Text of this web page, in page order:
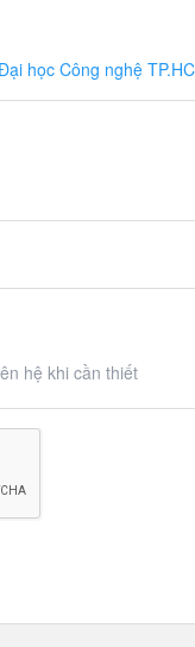
học Công nghệ
hệ khi cần thiết